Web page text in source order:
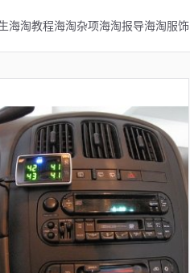
海淘教程海淘杂项海淘报导海淘服饰